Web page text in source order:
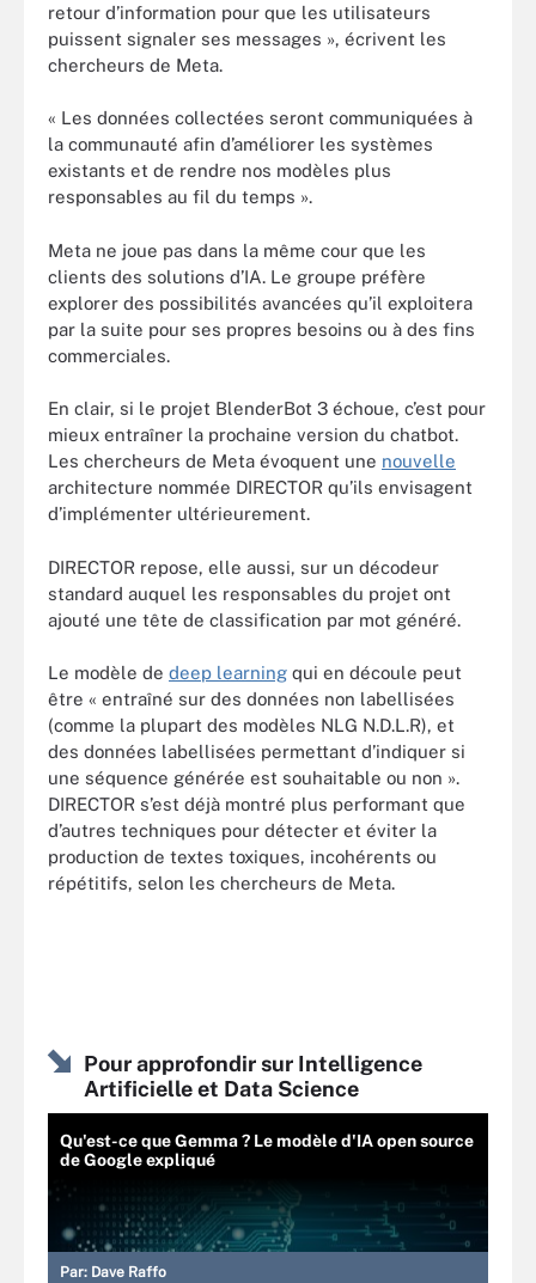
retour d’information pour que les utilisateurs
puissent signaler ses messages », écrivent les
chercheurs de Meta.
« Les données collectées seront communiquées à
la communauté afin d’améliorer les systèmes
existants et de rendre nos modèles plus
responsables au fil du temps ».
Meta ne joue pas dans la même cour que les
clients des solutions d’IA. Le groupe préfère
explorer des possibilités avancées qu’il exploitera
par la suite pour ses propres besoins ou à des fins
commerciales.
En clair, si le projet BlenderBot 3 échoue, c’est pour
mieux entraîner la prochaine version du chatbot.
Les chercheurs de Meta évoquent une nouvelle
architecture nommée DIRECTOR qu’ils envisagent
d’implémenter ultérieurement.
DIRECTOR repose, elle aussi, sur un décodeur
standard auquel les responsables du projet ont
ajouté une tête de classification par mot généré.
Le modèle de deep learning qui en découle peut
être « entraîné sur des données non labellisées
(comme la plupart des modèles NLG N.D.L.R), et
des données labellisées permettant d’indiquer si
une séquence générée est souhaitable ou non ».
DIRECTOR s’est déjà montré plus performant que
d’autres techniques pour détecter et éviter la
production de textes toxiques, incohérents ou
répétitifs, selon les chercheurs de Meta.
Pour approfondir sur Intelligence
Artificielle et Data Science
Qu'est-ce que Gemma ? Le modèle d'IA open source
de Google expliqué
Par: Dave Raffo